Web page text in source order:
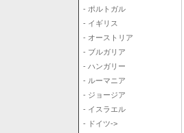
- ポルトガル
- イギリス
- オーストリア
- ブルガリア
- ハンガリー
- ルーマニア
- ジョージア
- イスラエル
- ドイツ->